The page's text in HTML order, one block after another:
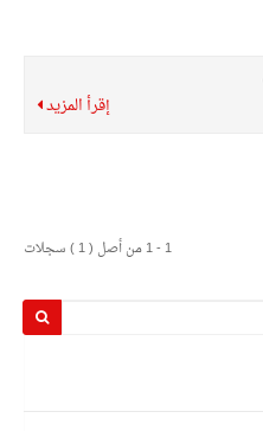
إقرأ المزيد
1 - 1 من أصل ( 1 ) سجلات